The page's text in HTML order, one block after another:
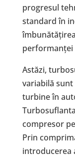
progresul
standard în
Astăzi,
variabilă
turbine în
compresor
Prin
introducerea